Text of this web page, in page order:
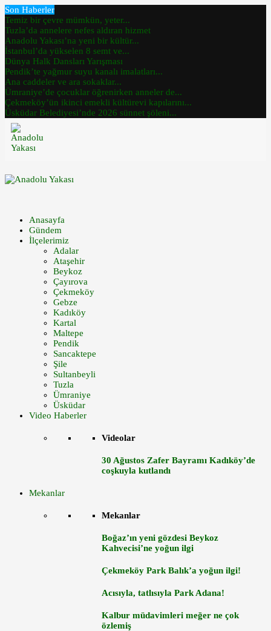
Son Haberler
Temiz bir çevre mümkün, yeter...
Tuzla’da annelere nefes aldıran hizmet
Anadolu Yakası’na yeni bir kültür...
İstanbul’da yükselen 8 semt ve...
Dünya Halk Dansları Yarışması
Pendik’te yağmur suyu kanalı imalatları...
Ana caddeler ve ara sokaklar...
Ümraniye’de çocuklar öğrenirken anneler de...
Çekmeköy’ün ikinci emekli kültürevi kapılarını...
Üsküdar Belediyesi’nde 2026 sünnet şöleni...
Anasayfa
Gündem
İlçelerimiz
Adalar
Ataşehir
Beykoz
Çayırova
Çekmeköy
Gebze
Kadıköy
Kartal
Maltepe
Pendik
Sancaktepe
Şile
Sultanbeyli
Tuzla
Ümraniye
Üsküdar
Video Haberler
Videolar
30 Ağustos Zafer Bayramı Kadıköy’de
coşkuyla kutlandı
Mekanlar
Mekanlar
Boğaz’ın yeni gözdesi Beykoz
Kahvecisi’ne yoğun ilgi
Çekmeköy Park Balık’a yoğun ilgi!
Acısıyla, tatlısıyla Park Adana!
Kalbur müdavimleri meğer ne çok
özlemiş